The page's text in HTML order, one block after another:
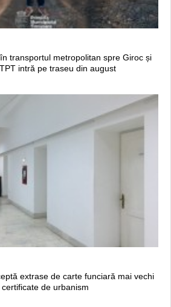
transportul metropolitan spre Giroc și
intră pe traseu din august
extrase de carte funciară mai vechi
de urbanism